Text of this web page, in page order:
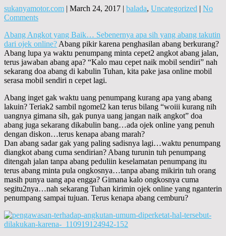
sukanyamotor.com | March 24, 2017 | balada, Uncategorized | No
Comments
Abang Angkot yang Baik… Sebenernya apa sih yang abang takutin
dari ojek online? Abang pikir karena penghasilan abang berkurang?
Abang lupa ya waktu penumpang minta cepet2 angkot abang jalan,
terus jawaban abang apa? “Kalo mau cepet naik mobil sendiri” nah
sekarang doa abang di kabulin Tuhan, kita pake jasa online mobil
serasa mobil sendiri n cepet lagi.
Abang inget gak waktu uang penumpang kurang apa yang abang
lakuin? Teriak2 sambil ngomel2 kan terus bilang “woiii kurang nih
uangnya gimana sih, gak punya uang jangan naik angkot” doa
abang juga sekarang dikabulin bang…ada ojek online yang penuh
dengan diskon…terus kenapa abang marah?
Dan abang sadar gak yang paling sadisnya lagi…waktu penumpang
diangkot abang cuma sendirian? Abang turunin tuh penumpang
ditengah jalan tanpa abang peduliin keselamatan penumpang itu
terus abang minta pula ongkosnya…tanpa abang mikirin tuh orang
masih punya uang apa engga? Gimana kalo ongkosnya cuma
segitu2nya…nah sekarang Tuhan kirimin ojek online yang nganterin
penumpang sampai tujuan. Terus kenapa abang cemburu?